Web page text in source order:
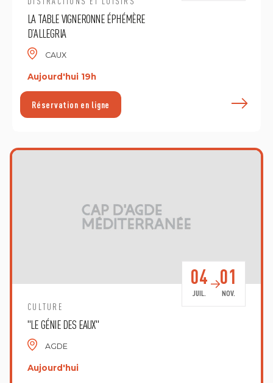
LA TABLE VIGNERONNE ÉPHÉMÈRE
D’ALLEGRIA
CAUX
Aujourd'hui 19h
Réservation en ligne
CULTURE
"LE GÉNIE DES EAUX"
AGDE
Aujourd'hui
04
JUIL.
01
NOV.